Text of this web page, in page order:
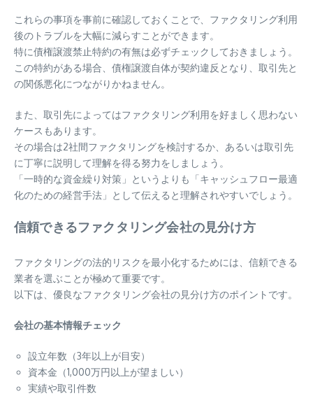
これらの事項を事前に確認しておくことで、ファクタリング利用
後のトラブルを大幅に減らすことができます。
特に債権譲渡禁止特約の有無は必ずチェックしておきましょう。
この特約がある場合、債権譲渡自体が契約違反となり、取引先と
の関係悪化につながりかねません。
また、取引先によってはファクタリング利用を好ましく思わない
ケースもあります。
その場合は2社間ファクタリングを検討するか、あるいは取引先
に丁寧に説明して理解を得る努力をしましょう。
「一時的な資金繰り対策」というよりも「キャッシュフロー最適
化のための経営手法」として伝えると理解されやすいでしょう。
信頼できるファクタリング会社の見分け方
ファクタリングの法的リスクを最小化するためには、信頼できる
業者を選ぶことが極めて重要です。
以下は、優良なファクタリング会社の見分け方のポイントです。
会社の基本情報チェック
設立年数（3年以上が目安）
資本金（1,000万円以上が望ましい）
実績や取引件数